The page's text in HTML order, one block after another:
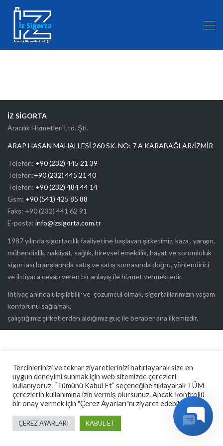
İZ SİGORTA
Aracılık Hizmetleri Ltd. Şti.
ARAP HASAN MAHALLESİ 260 SK. NO: 7 A KARABAĞLAR/İZMİR
Telefon: +90 (232) 445 21 39
Telefon:+90 (232) 445 21 40
Telefon: +90 (232) 484 44 14
Gsm: +90 (541) 425 85 88
Faks: +90 (232) 441 62 91
E-posta: info@izsigorta.com.tr
1987 yılında sigortacılık faaliyetine başlayan şirketimiz, kaza , yangın,
mühendislik, nakliyat, sağlık, bireysel emeklilik, hayat ve sorumluluk
sigortası branşlarında satış ve satış sonrasında doğru, yönlendirici
ve ihtiyaca cevap veren bir anlayış ile hizmet vermektedir.
İhtiyaç anında ulaşılabilir ve çözümcül olmak, sigortalılarımızın yaşam
konforunu sağlamak,
çalıştığımız şirketlerden aldığımız güç ile beraber ana ilkemizdir.
Tercihlerinizi ve tekrar ziyaretlerinizi hatırlayarak size en
uygun deneyimi sunmak için web sitemizde çerezleri
kullanıyoruz. “Tümünü Kabul Et” seçeneğine tıklayarak TÜM
çerezlerin kullanımına izin vermiş olursunuz. Ancak, kontrollü
bir onay vermek için "Çerez Ayarları"nı ziyaret edebilirsiniz.
ÇEREZ AYARLARI KABUL ET